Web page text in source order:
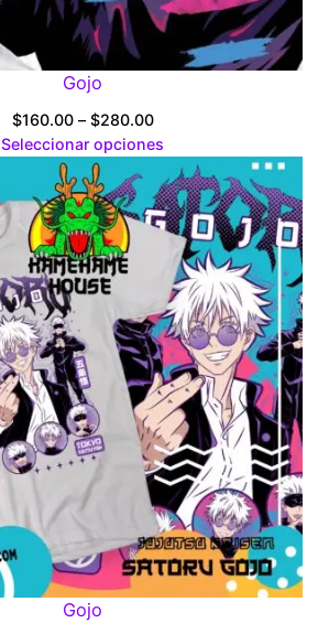
Gojo
$160.00 – $280.00Price
range:
$160.00
through
$280.00
Seleccionar opciones
Gojo